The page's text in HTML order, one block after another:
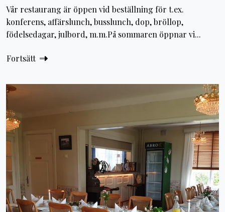
Vår restaurang är öppen vid beställning för t.ex.
konferens, affärslunch, busslunch, dop, bröllop,
födelsedagar, julbord, m.m.På sommaren öppnar vi...
Fortsätt